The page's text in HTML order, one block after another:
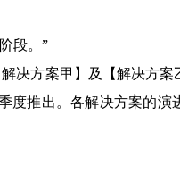
段。”
决方案甲】及【解决方
推出。各解决方案的演